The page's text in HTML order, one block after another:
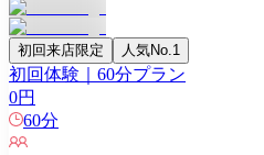
初回来店限定 人気No.1
初回体験｜60分プラン
0円
60分